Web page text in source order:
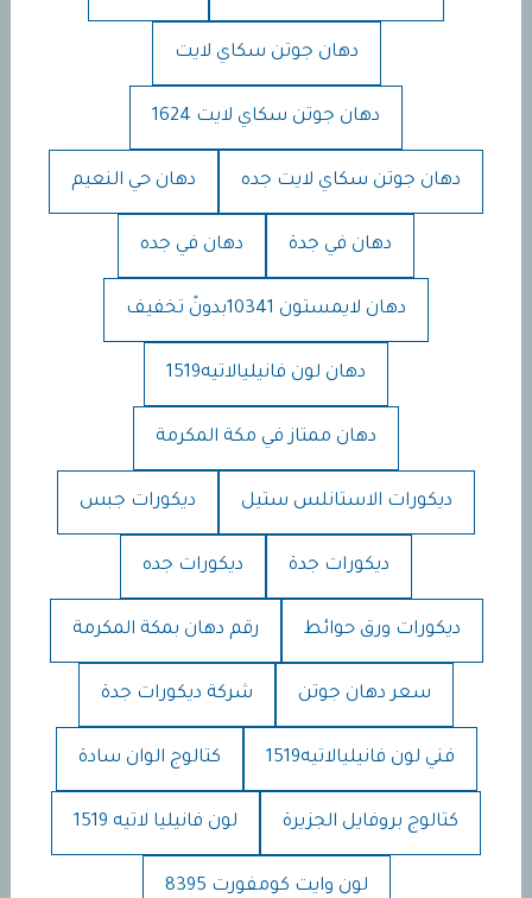
دهان جوتن سكاي لايت
دهان جوتن سكاي لايت 1624
دهان جوتن سكاي لايت جده دهان حي النعيم
دهان في جدة دهان في جده
دهان لايمستون 10341بدونً تخفيف
دهان لون فانيليالاتيه1519
دهان ممتاز في مكة المكرمة
ديكورات الاستانلس ستيل ديكورات جبس
ديكورات جدة ديكورات جده
ديكورات ورق حوائط رقم دهان بمكة المكرمة
سعر دهان جوتن شركة ديكورات جدة
فني لون فانيليالاتيه1519 كتالوج الوان سادة
كتالوج بروفايل الجزيرة لون فانيليا لاتيه 1519
لون وايت كومفورت 8395